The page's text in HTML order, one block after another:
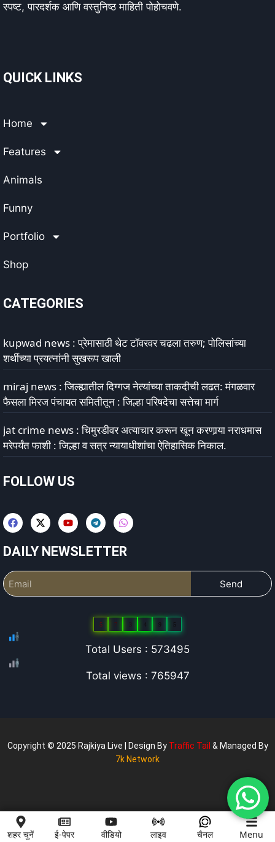
स्पष्ट, पारदर्शक आणि वस्तुनिष्ठ माहिती पोहोचवणे.
QUICK LINKS
Home
Features
Animals
Funny
Portfolio
Shop
CATEGORIES
kupwad news : प्रेमासाठी थेट टॉवरवर चढला तरुण; पोलिसांच्या
शर्थीच्या प्रयत्नांनी सुखरूप खाली
miraj news : जिल्ह्यातील दिग्गज नेत्यांच्या ताकदीची लढत: मंगळवार
फैसला मिरज पंचायत समितीतून : जिल्हा परिषदेचा सत्तेचा मार्ग
jat crime news : चिमुरडीवर अत्याचार करून खून करणार्‍या नराधमास
मरेपर्यंत फाशी : जिल्हा व सत्र न्यायाधीशांचा ऐतिहासिक निकाल.
FOLLOW US
DAILY NEWSLETTER
Send
5 7 4 5
Total Users : 573495
Total views : 765947
Copyright © 2025 Rajkiya Live | Design By Traffic Tail & Managed By
7k Network
शहर चुनें ई-पेपर वीडियो लाइव चैनल Menu